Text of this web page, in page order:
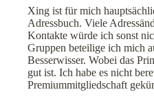
Xing ist für mich
Adressbuch. Viele
Kontakte würde ich sonst
Gruppen beteilige ich mich
Besserwisser. Wobei das
gut ist. Ich habe es nicht
Premiummitgliedschaft